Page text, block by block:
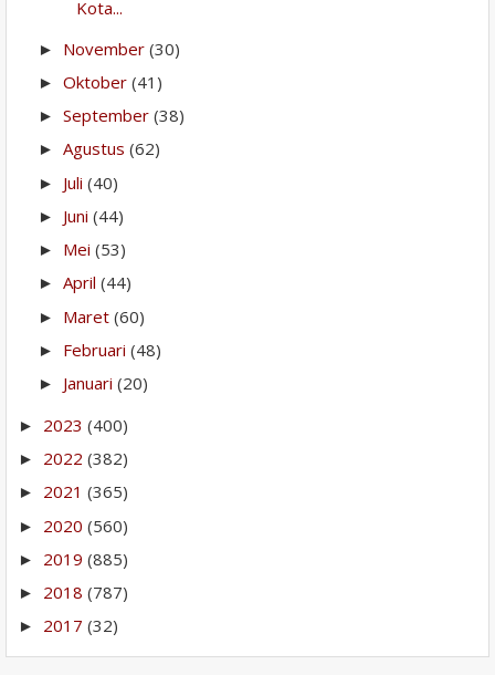
Kota...
► November (30)
► Oktober (41)
► September (38)
► Agustus (62)
► Juli (40)
► Juni (44)
► Mei (53)
► April (44)
► Maret (60)
► Februari (48)
► Januari (20)
► 2023 (400)
► 2022 (382)
► 2021 (365)
► 2020 (560)
► 2019 (885)
► 2018 (787)
► 2017 (32)